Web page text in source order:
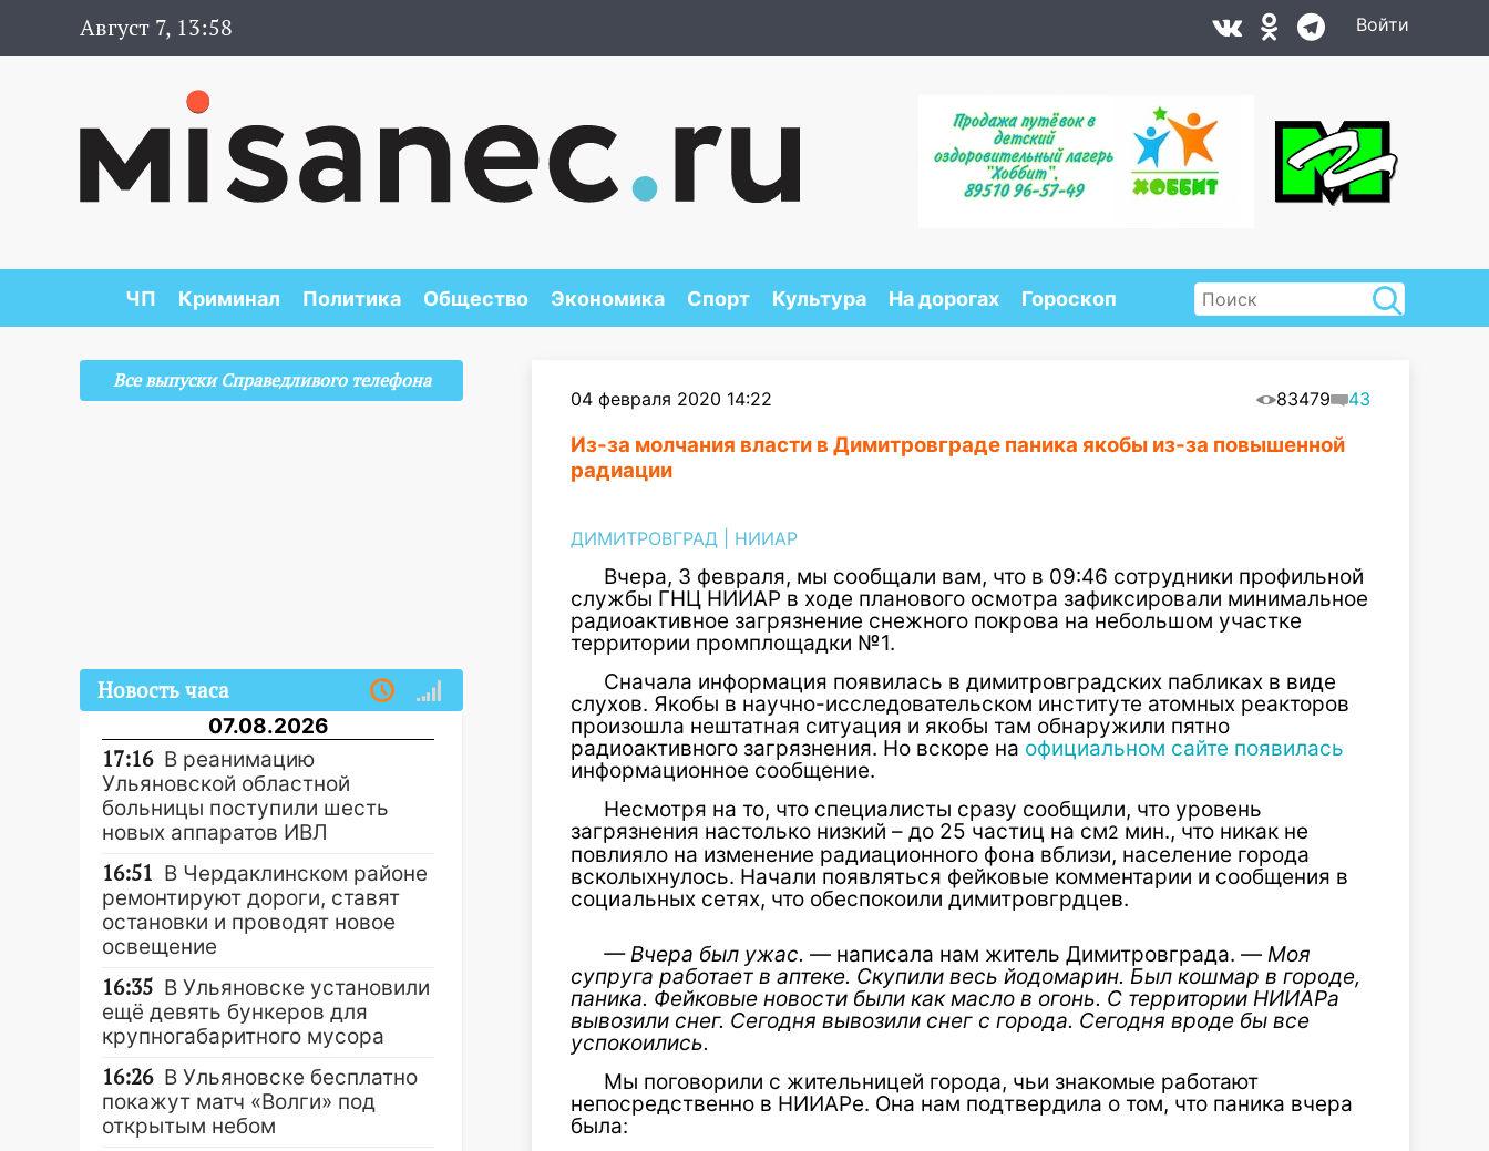
Август 7, 13:58 Войти
ЧП Криминал Политика Общество Экономика Спорт Культура На дорогах Гороскоп
04 февраля 2020 14:22 83479 43
Из-за молчания власти в Димитровграде паника якобы из-за повышенной
радиации
ДИМИТРОВГРАД НИИАР
Вчера, 3 февраля, мы сообщали вам, что в 09:46 сотрудники профильной
службы ГНЦ НИИАР в ходе планового осмотра зафиксировали минимальное
радиоактивное загрязнение снежного покрова на небольшом участке
территории промплощадки №1.
Сначала информация появилась в димитровградских пабликах в виде
слухов. Якобы в научно-исследовательском институте атомных реакторов
произошла нештатная ситуация и якобы там обнаружили пятно
радиоактивного загрязнения. Но вскоре на официальном сайте появилась
информационное сообщение.
Несмотря на то, что специалисты сразу сообщили, что уровень
загрязнения настолько низкий – до 25 частиц на см2 мин., что никак не
повлияло на изменение радиационного фона вблизи, население города
всколыхнулось. Начали появляться фейковые комментарии и сообщения в
социальных сетях, что обеспокоили димитровгрдцев.
— Вчера был ужас. — написала нам житель Димитровграда. — Моя
супруга работает в аптеке. Скупили весь йодомарин. Был кошмар в городе,
паника. Фейковые новости были как масло в огонь. С территории НИИАРа
вывозили снег. Сегодня вывозили снег с города. Сегодня вроде бы все
успокоились.
Мы поговорили с жительницей города, чьи знакомые работают
непосредственно в НИИАРе. Она нам подтвердила о том, что паника вчера
была:
Все выпуски Справедливого телефона
Новость часа
07.08.2026
17:16 В реанимацию
Ульяновской областной
больницы поступили шесть
новых аппаратов ИВЛ
16:51 В Чердаклинском районе
ремонтируют дороги, ставят
остановки и проводят новое
освещение
16:35 В Ульяновске установили
ещё девять бункеров для
крупногабаритного мусора
16:26 В Ульяновске бесплатно
покажут матч «Волги» под
открытым небом